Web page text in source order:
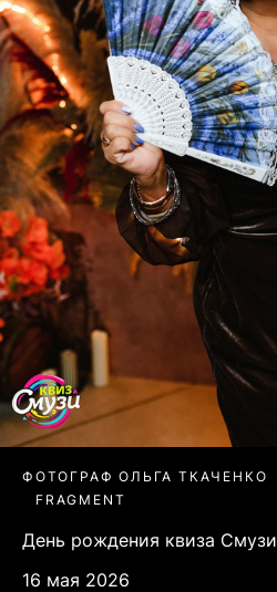
ФОТОГРАФ ОЛЬГА ТКАЧЕНКО
FRAGMENT
День рождения квиза Смузи
16 мая 2026